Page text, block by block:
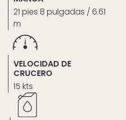
21 pies 8 pulgadas / 6.61
m
VELOCIDAD DE
CRUCERO
15 kts